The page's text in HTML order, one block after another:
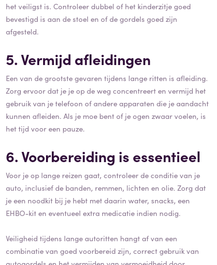
het veiligst is. Controleer dubbel of het kinderzitje goed
bevestigd is aan de stoel en of de gordels goed zijn
afgesteld.
5. Vermijd afleidingen
Een van de grootste gevaren tijdens lange ritten is afleiding.
Zorg ervoor dat je je op de weg concentreert en vermijd het
gebruik van je telefoon of andere apparaten die je aandacht
kunnen afleiden. Als je moe bent of je ogen zwaar voelen, is
het tijd voor een pauze.
6. Voorbereiding is essentieel
Voor je op lange reizen gaat, controleer de conditie van je
auto, inclusief de banden, remmen, lichten en olie. Zorg dat
je een noodkit bij je hebt met daarin water, snacks, een
EHBO-kit en eventueel extra medicatie indien nodig.
Veiligheid tijdens lange autoritten hangt af van een
combinatie van goed voorbereid zijn, correct gebruik van